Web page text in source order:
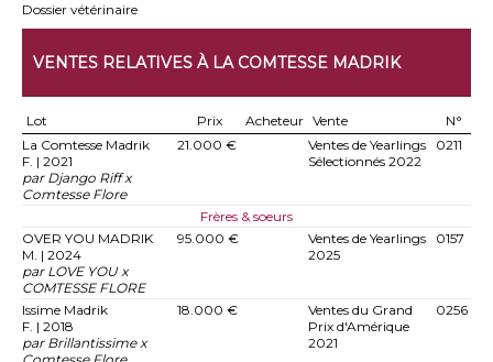
Dossier vétérinaire
VENTES RELATIVES À LA COMTESSE MADRIK
Lot Prix Acheteur Vente
N°
La Comtesse Madrik
F. | 2021
par Django Riff x
Comtesse Flore
21.000 €
Ventes de Yearlings
Sélectionnés 2022
0211
Frères & soeurs
OVER YOU MADRIK
M. | 2024
par LOVE YOU x
COMTESSE FLORE
95.000 €
Ventes de Yearlings
2025
0157
Issime Madrik
F. | 2018
par Brillantissime x
18.000 €
Ventes du Grand
Prix d'Amérique
2021
0256